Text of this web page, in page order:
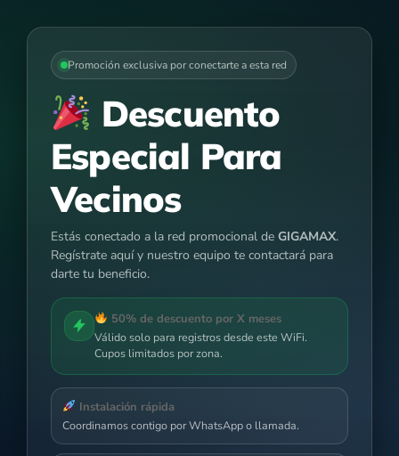
Promoción exclusiva por conectarte a esta red
Descuento
Especial Para
Vecinos
Estás conectado a la red promocional de GIGAMAX.
Regístrate aquí y nuestro equipo te contactará para
darte tu beneficio.
50% de descuento por X meses
Válido solo para registros desde este WiFi.
Cupos limitados por zona.
Instalación rápida
Coordinamos contigo por WhatsApp o llamada.